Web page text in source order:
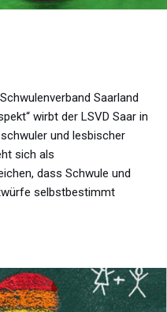
Saarland
wirbt der LSVD Saar in
und lesbischer
sich als
dass Schwule und
selbstbestimmt